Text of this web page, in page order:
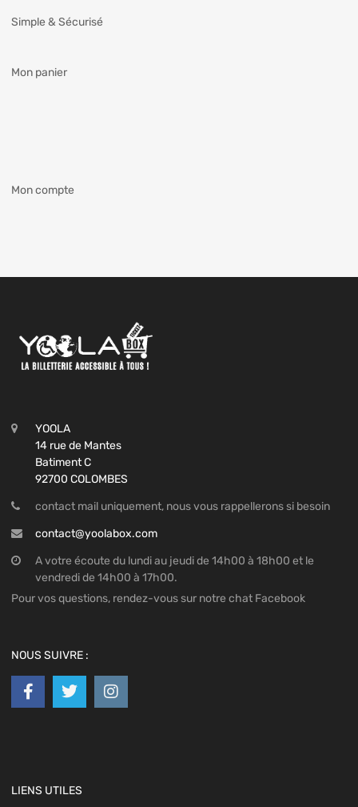
Simple & Sécurisé
Mon panier
Mon compte
YOOLA
14 rue de Mantes
Batiment C
92700 COLOMBES
contact mail uniquement, nous vous rappellerons si besoin
contact@yoolabox.com
A votre écoute du lundi au jeudi de 14h00 à 18h00 et le
vendredi de 14h00 à 17h00.
Pour vos questions, rendez-vous sur notre chat Facebook
NOUS SUIVRE :
LIENS UTILES